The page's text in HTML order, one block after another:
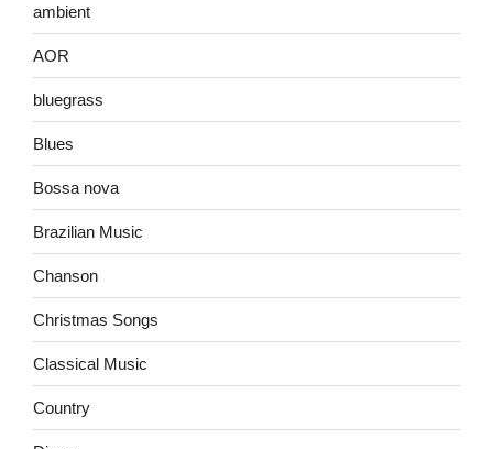
ambient
AOR
bluegrass
Blues
Bossa nova
Brazilian Music
Chanson
Christmas Songs
Classical Music
Country